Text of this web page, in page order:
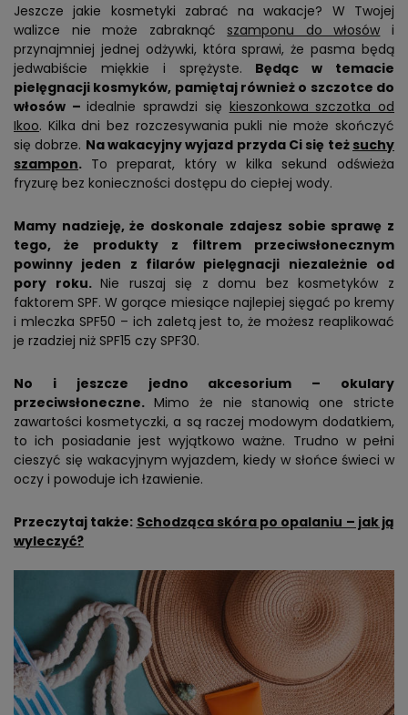
Jeszcze jakie kosmetyki zabrać na wakacje? W Twojej
walizce nie może zabraknąć szamponu do włosów i
przynajmniej jednej odżywki, która sprawi, że pasma będą
jedwabiście miękkie i sprężyste. Będąc w temacie
pielęgnacji kosmyków, pamiętaj również o szczotce do
włosów –idealnie sprawdzi się kieszonkowa szczotka od
Ikoo. Kilka dni bez rozczesywania pukli nie może skończyć
się dobrze. Na wakacyjny wyjazd przyda Ci się też suchy
szampon. To preparat, który w kilka sekund odświeża
fryzurę bez konieczności dostępu do ciepłej wody.
Mamy nadzieję, że doskonale zdajesz sobie sprawę z
tego, że produkty z filtrem przeciwsłonecznym
powinny jeden z filarów pielęgnacji niezależnie od
pory roku.Nie ruszaj się z domu bez kosmetyków z
faktorem SPF. W gorące miesiące najlepiej sięgać po kremy
i mleczka SPF50 – ich zaletą jest to, że możesz reaplikować
je rzadziej niż SPF15 czy SPF30.
No i jeszcze jedno akcesorium – okulary
przeciwsłoneczne. Mimo że nie stanowią one stricte
zawartości kosmetyczki, a są raczej modowym dodatkiem,
to ich posiadanie jest wyjątkowo ważne. Trudno w pełni
cieszyć się wakacyjnym wyjazdem, kiedy w słońce świeci w
oczy i powoduje ich łzawienie.
Przeczytaj także: Schodząca skóra po opalaniu – jak ją
wyleczyć?